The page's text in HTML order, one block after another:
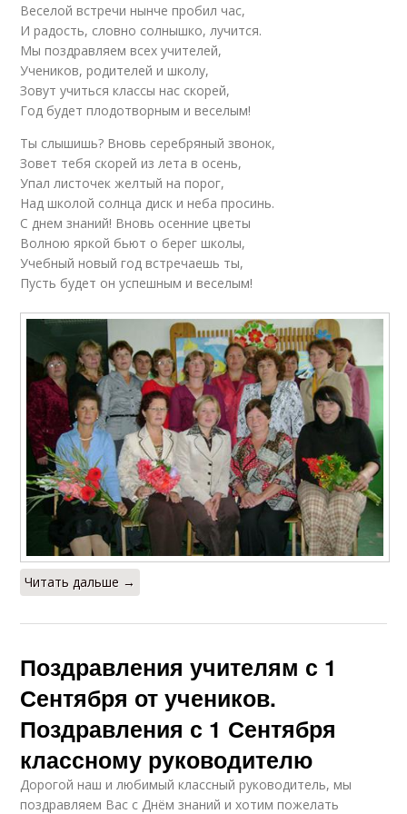
Веселой встречи нынче пробил час,
И радость, словно солнышко, лучится.
Мы поздравляем всех учителей,
Учеников, родителей и школу,
Зовут учиться классы нас скорей,
Год будет плодотворным и веселым!
Ты слышишь? Вновь серебряный звонок,
Зовет тебя скорей из лета в осень,
Упал листочек желтый на порог,
Над школой солнца диск и неба просинь.
С днем знаний! Вновь осенние цветы
Волною яркой бьют о берег школы,
Учебный новый год встречаешь ты,
Пусть будет он успешным и веселым!
Читать дальше →
Поздравления учителям с 1
Сентября от учеников.
Поздравления с 1 Сентября
классному руководителю
Дорогой наш и любимый классный руководитель, мы
поздравляем Вас с Днём знаний и хотим пожелать